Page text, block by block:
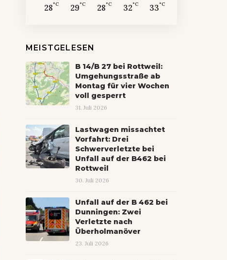
28°C 29°C 28°C 32°C 33°C
MEISTGELESEN
B 14/B 27 bei Rottweil:
Umgehungsstraße ab
Montag für vier Wochen
voll gesperrt
31. Juli 2026
Lastwagen missachtet
Vorfahrt: Drei
Schwerverletzte bei
Unfall auf der B462 bei
Rottweil
30. Juli 2026
Unfall auf der B 462 bei
Dunningen: Zwei
Verletzte nach
Überholmanöver
23. Juli 2026